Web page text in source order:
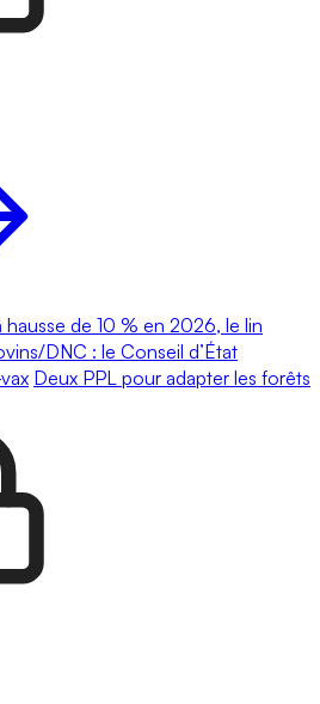
de 10 % en 2026, le lin
DNC : le Conseil d’État
Deux PPL pour adapter les forêts